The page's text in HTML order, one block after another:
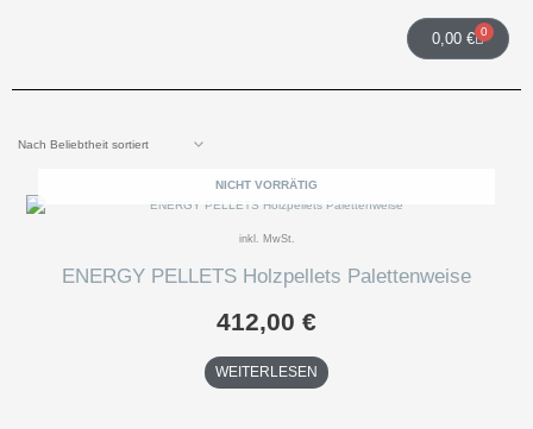
0,00 € 0
NICHT VORRÄTIG
inkl. MwSt.
ENERGY PELLETS Holzpellets Palettenweise
412,00 €
WEITERLESEN